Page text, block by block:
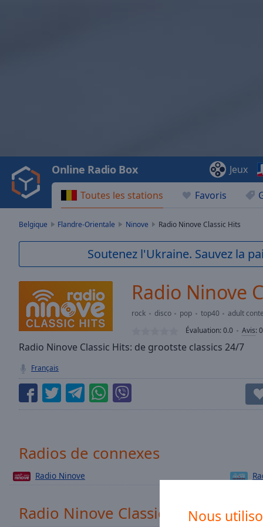
Nous
Video
Play
Backward
Skip
Current
Duration-:-
Loaded:
Stream
TypeLIVE
live,
currently
behind
LIVE
Remaining
Playback
Rate
Chapters
Toutes les stations Favoris
Online Radio Box Jeux
Belgique Flandre-Orientale Ninove Radio Ninove Classic Hits
Soutenez l'Ukraine. Sauvez la
Radio Ninove
rock disco pop top40
adult
Évaluation:0.0 Avis:0
Radio Ninove Classic Hits: de grootste classics 24/7
Français
Radios de connexes
Radio Ninove
Radio Ninove Classic Hits avis